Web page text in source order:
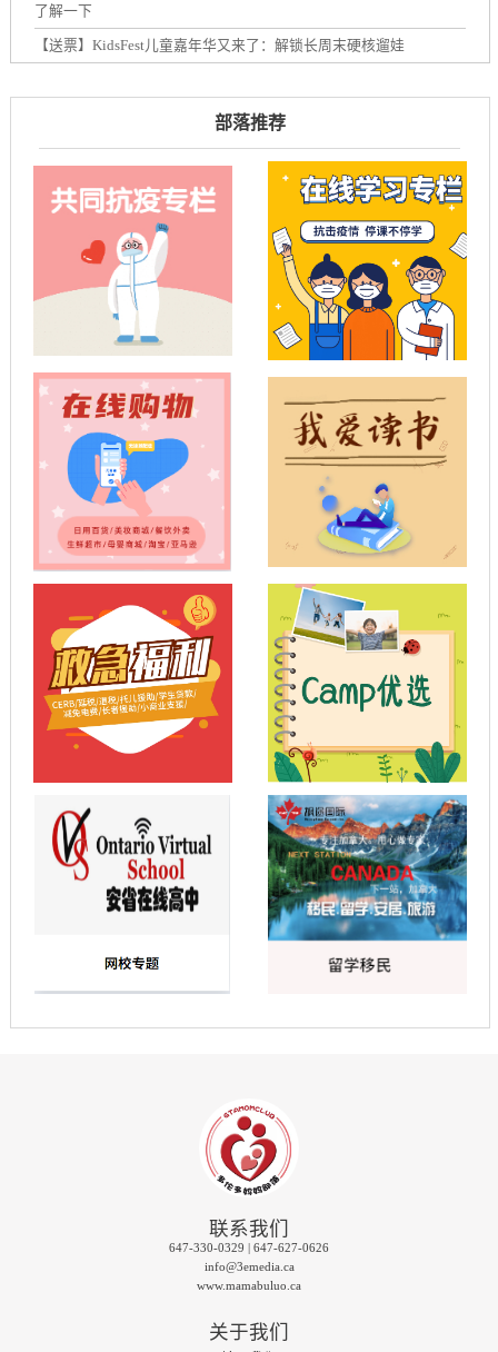
了解一下
【送票】KidsFest儿童嘉年华又来了：解锁长周末硬核遛娃
部落推荐
联系我们
647-330-0329 | 647-627-0626
info@3emedia.ca
www.mamabuluo.ca
关于我们